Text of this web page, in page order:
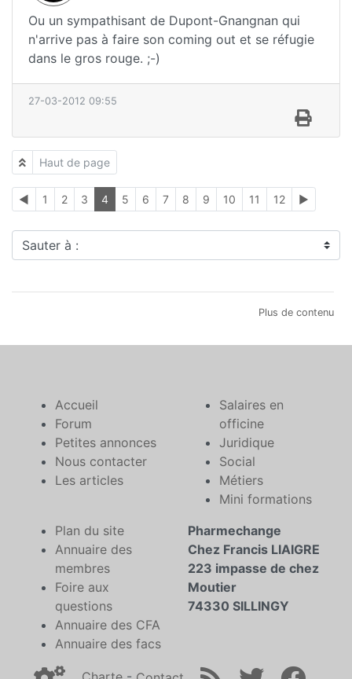
Ou un sympathisant de Dupont-Gnangnan qui
n'arrive pas à faire son coming out et se réfugie
dans le gros rouge. ;-)
27-03-2012 09:55
Haut de page
◄ 1 2 3 4 5 6 7 8 9 10 11 12 ►
Sauter à :
Plus de contenu
Accueil
Forum
Petites annonces
Nous contacter
Les articles
Salaires en
officine
Juridique
Social
Métiers
Mini formations
Plan du site
Annuaire des
membres
Foire aux
questions
Annuaire des CFA
Annuaire des facs
Pharmechange
Chez Francis LIAIGRE
223 impasse de chez
Moutier
74330 SILLINGY